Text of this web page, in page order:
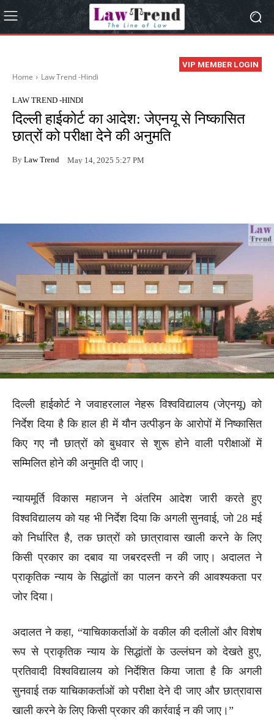
VIP MEMBER LOGIN
Home Law Trend -Hindi
LAW TREND -HINDI
दिल्ली हाईकोर्ट का आदेश: जेएनयू से निष्कासित
छात्रों को परीक्षा देने की अनुमति
By Law Trend May 14, 2025 5:27 PM
दिल्ली हाईकोर्ट ने जवाहरलाल नेहरू विश्वविद्यालय (जेएनयू) को
निर्देश दिया है कि हाल ही में यौन उत्पीड़न के आरोपों में निष्कासित
किए गए नौ छात्रों को बुधवार से शुरू होने वाली परीक्षाओं में
सम्मिलित होने की अनुमति दी जाए।
न्यायमूर्ति विकास महाजन ने अंतरिम आदेश जारी करते हुए
विश्वविद्यालय को यह भी निर्देश दिया कि अगली सुनवाई, जो 28 मई
को निर्धारित है, तक छात्रों को छात्रावास खाली करने के लिए
किसी प्रकार का दबाव या जबरदस्ती न की जाए। अदालत ने
प्राकृतिक न्याय के सिद्धांतों का पालन करने की आवश्यकता पर
जोर दिया।
अदालत ने कहा, “याचिकाकर्ताओं के वकील की दलीलों और विशेष
रूप से प्राकृतिक न्याय के सिद्धांतों के उल्लंघन को देखते हुए,
प्रतिवादी विश्वविद्यालय को निर्देशित किया जाता है कि अगली
सुनवाई तक याचिकाकर्ताओं को परीक्षा देने दी जाए और छात्रावास
खाली करने के लिए किसी प्रकार की कार्रवाई न की जाए।”